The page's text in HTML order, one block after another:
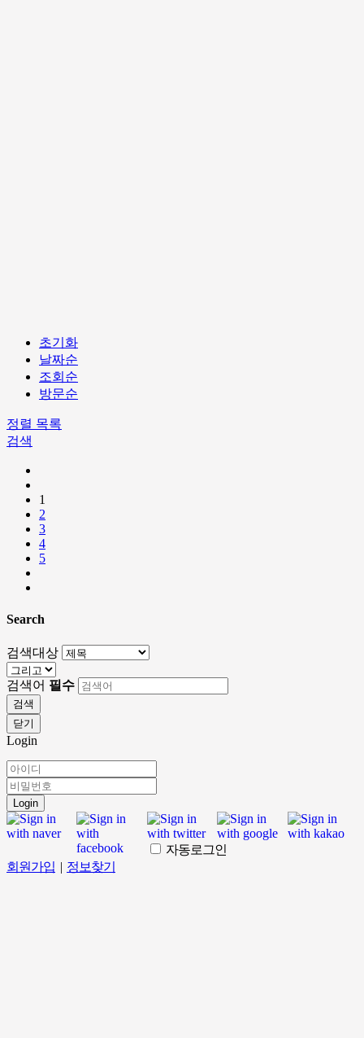
초기화
날짜순
조회순
방문순
정렬 목록
검색
1
2
3
4
5
Search
검색대상
검색어 필수
검색
닫기
Login
Login
자동로그인
회원가입 | 정보찾기